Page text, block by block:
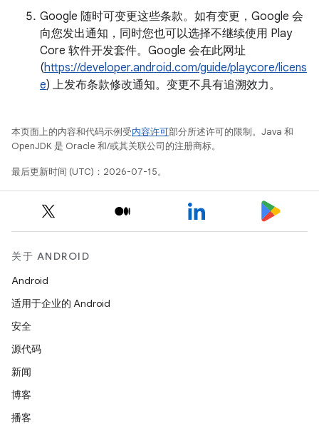
Google 随时可变更这些条款。如有变更，Google 会
向您发出通知，同时您也可以选择不继续使用 Play
Core 软件开发套件。Google 会在此网址
(https://developer.android.com/guide/playcore/licens
e) 上发布条款修改通知。变更不具有追溯效力。
本页面上的内容和代码示例受内容许可部分所述许可的限制。Java 和
OpenJDK 是 Oracle 和/或其关联公司的注册商标。
最后更新时间 (UTC)：2026-07-15。
关于 ANDROID
Android
适用于企业的 Android
安全
源代码
新闻
博客
播客